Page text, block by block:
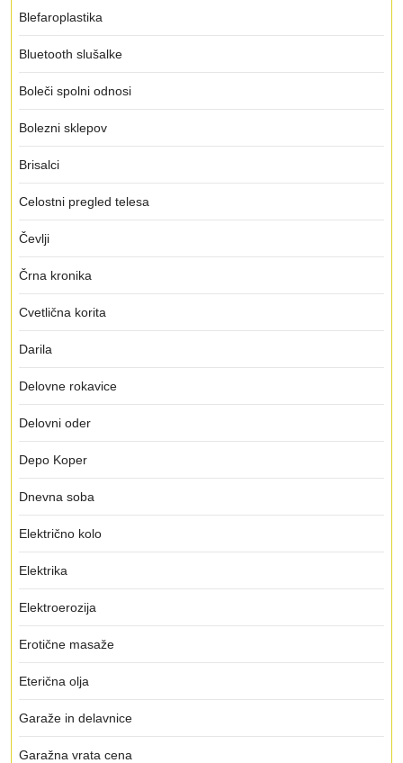
Blefaroplastika
Bluetooth slušalke
Boleči spolni odnosi
Bolezni sklepov
Brisalci
Celostni pregled telesa
Čevlji
Črna kronika
Cvetlična korita
Darila
Delovne rokavice
Delovni oder
Depo Koper
Dnevna soba
Električno kolo
Elektrika
Elektroerozija
Erotične masaže
Eterična olja
Garaže in delavnice
Garažna vrata cena